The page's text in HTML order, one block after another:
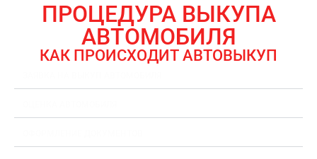
ПРОЦЕДУРА ВЫКУПА
АВТОМОБИЛЯ
КАК ПРОИСХОДИТ АВТОВЫКУП